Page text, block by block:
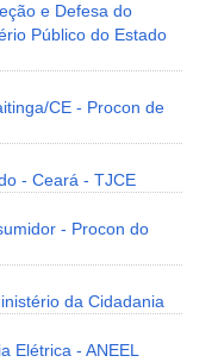
e Defesa do
Público do Estado
CE - Procon de
- Ceará - TJCE
- Procon do
da Cidadania
Elétrica - ANEEL